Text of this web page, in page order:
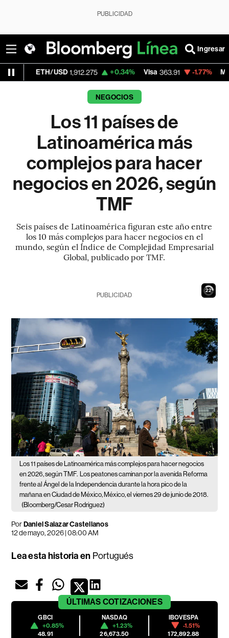
PUBLICIDAD
Ingresar
1,912.275 +0.34% Visa 363.91 -1.77% MercadoLibre
NEGOCIOS
Los 11 países de
Latinoamérica más
complejos para hacer
negocios en 2026, según
TMF
Seis países de Latinoamérica figuran este año entre
los 10 más complejos para hacer negocios en el
mundo, según el Índice de Complejidad Empresarial
Global, publicado por TMF.
21
PUBLICIDAD
Los 11 países de Latinoamérica más complejos para hacer negocios
en 2026, según TMF.
Los peatones caminan por la avenida Reforma
frente al Ángel de la Independencia durante la hora pico de la
mañana en Ciudad de México, México, el viernes 29 de junio de 2018.
(Bloomberg/Cesar Rodriguez)
PorDaniel Salazar Castellanos
12 de mayo, 2026 | 08:00 AM
Lea esta historia en Portugués
ÚLTIMAS COTIZACIONES
GBCI
+0.85%
48.91
NASDAQ
+1.23%
26,673.50
IBOVESPA
-1.51%
172,892.88